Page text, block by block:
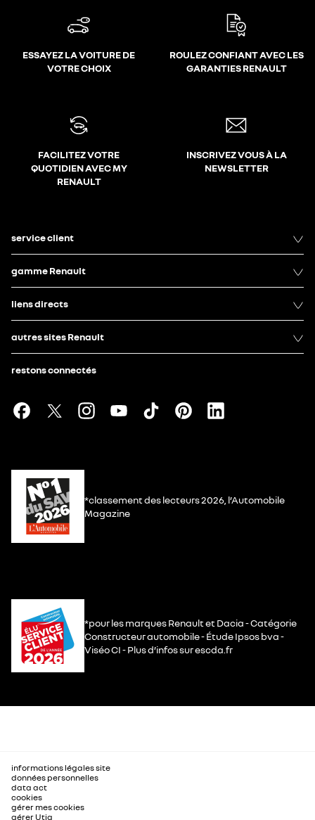
ESSAYEZ LA VOITURE DE
VOTRE CHOIX
ROULEZ CONFIANT AVEC LES
GARANTIES RENAULT
FACILITEZ VOTRE
QUOTIDIEN AVEC MY
RENAULT
INSCRIVEZ VOUS À LA
NEWSLETTER
service client
gamme Renault
liens directs
autres sites Renault
restons connectés
*classement des lecteurs 2026, l’Automobile
Magazine
*pour les marques Renault et Dacia - Catégorie
Constructeur automobile - Étude Ipsos bva -
Viséo CI - Plus d’infos sur escda.fr
informations légales site
données personnelles
data act
cookies
gérer mes cookies
gérer Utiq